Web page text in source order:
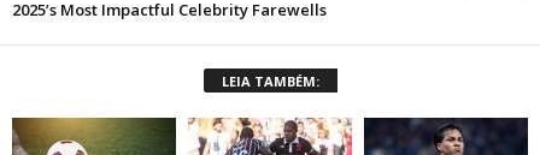
LEIA TAMBÉM: